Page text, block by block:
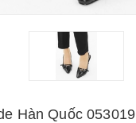
Hàn Quốc 053019